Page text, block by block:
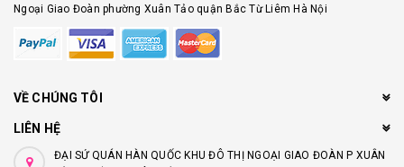
Ngoại Giao Đoàn phường Xuân Tảo quận Bắc Từ Liêm Hà Nội
VỀ CHÚNG TÔI
LIÊN HỆ
ĐẠI SỨ QUÁN HÀN QUỐC KHU ĐÔ THỊ NGOẠI GIAO ĐOÀN P XUÂN